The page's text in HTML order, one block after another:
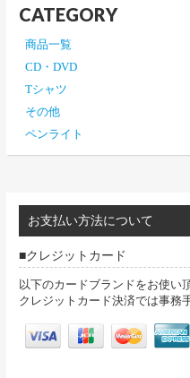
CATEGORY
商品一覧
CD・DVD
Tシャツ
その他
ペンライト
お支払い方法について
クレジットカード
以下のカードブランドをお使い
クレジットカード決済では事務